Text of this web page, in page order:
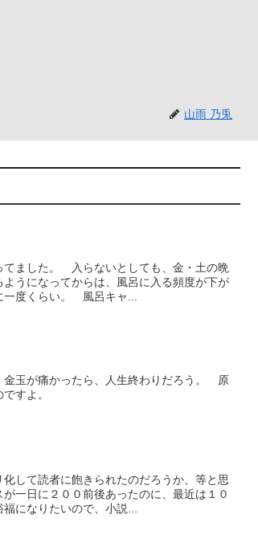
山雨 乃兎
てました。 入らないとしても、金・土の晩
うになってからは、風呂に入る頻度が下が
度くらい。 風呂キャ...
玉が痛かったら、人生終わりだろう。 原
すよ。
して読者に飽きられたのだろうか、等と思
一日に２００前後あったのに、最近は１０
になりたいので、小説...